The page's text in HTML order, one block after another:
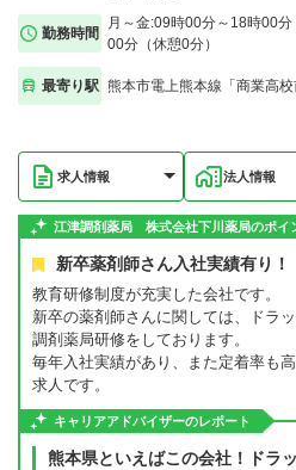
勤務時間
月～金:09時00分～18時00
00分（休憩0分）
最寄り駅 熊本市電上熊本線「商業高
求人情報 法人情報
江津調剤薬局 株式会社下川薬局のポイ
新卒薬剤師さん入社実績有り！
教育研修制度が充実した会社です。
新卒の薬剤師さんに関しては、ドラ
調剤薬局研修をしております。
毎年入社実績があり、また定着率も
求人です。
キャリアアドバイザーのレポート
熊本県といえばこの会社！ドラ